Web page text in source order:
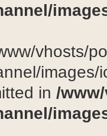
vhosts/
in /